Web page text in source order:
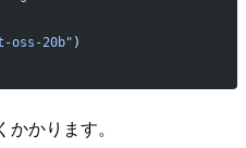
oss-20b" )
かります。